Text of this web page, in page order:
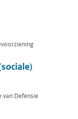
Defensie